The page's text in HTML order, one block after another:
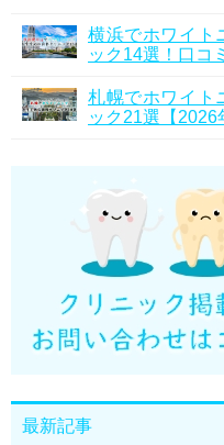
横浜でホワイト
ック14選！口コ
札幌でホワイト
ック21選【2026
最新記事